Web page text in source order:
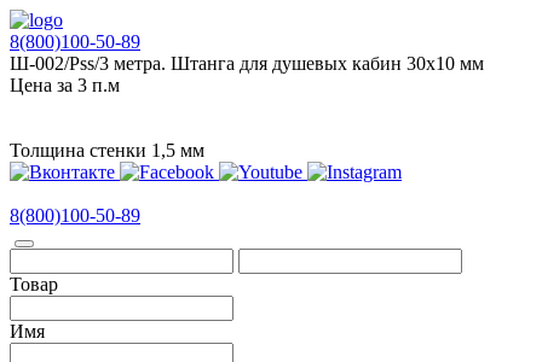
8(800)100-50-89
Ш-002/Pss/3 метра. Штанга для душевых кабин 30х10 мм
Цена за 3 п.м
Толщина стенки 1,5 мм
8(800)100-50-89
Товар
Имя